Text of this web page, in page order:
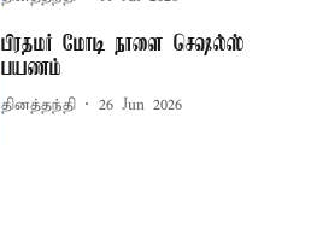
பிரதமர் மோடி நாளை செஷல்ஸ்
பயணம்
தினத்தந்தி 26 Jun 2026